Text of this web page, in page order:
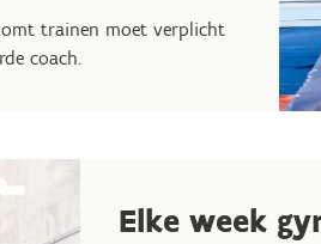
trainen moet verplicht
coach.
Elke week